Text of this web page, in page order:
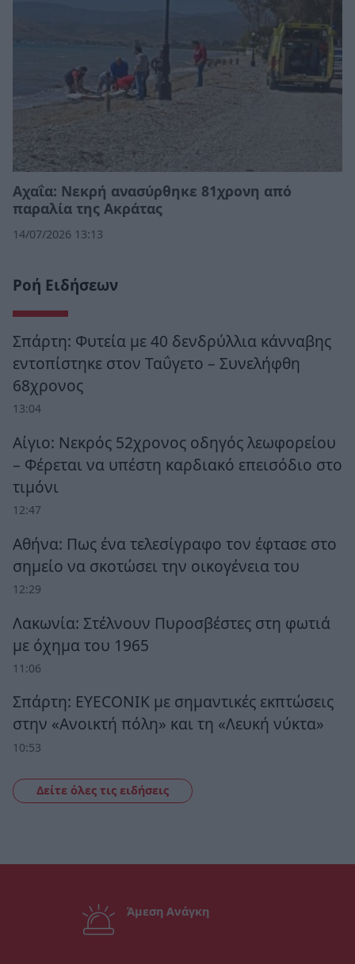
Αχαΐα: Νεκρή ανασύρθηκε 81χρονη από
παραλία της Ακράτας
14/07/2026 13:13
Ροή Ειδήσεων
Σπάρτη: Φυτεία με 40 δενδρύλλια κάνναβης
εντοπίστηκε στον Ταΰγετο – Συνελήφθη
68χρονος
13:04
Αίγιο: Νεκρός 52χρονος οδηγός λεωφορείου
– Φέρεται να υπέστη καρδιακό επεισόδιο στο
τιμόνι
12:47
Αθήνα: Πως ένα τελεσίγραφο τον έφτασε στο
σημείο να σκοτώσει την οικογένεια του
12:29
Λακωνία: Στέλνουν Πυροσβέστες στη φωτιά
με όχημα του 1965
11:06
Σπάρτη: EYECONIK με σημαντικές εκπτώσεις
στην «Ανοικτή πόλη» και τη «Λευκή νύκτα»
10:53
Δείτε όλες τις ειδήσεις
Άμεση Ανάγκη